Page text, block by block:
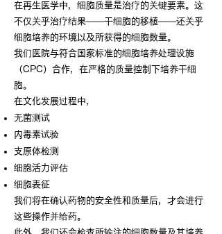
在再生医学中，细胞质量是治疗的关键要素。这
不仅关乎治疗结果——干细胞的移植——还关乎
细胞培养的环境以及所获得的细胞数量。
我们医院与符合国家标准的细胞培养处理设施
（CPC）合作，在严格的质量控制下培养干细
胞。
在文化发展过程中，
无菌测试
内毒素试验
支原体检测
细胞活力评估
细胞表征
我们将在确认药物的安全性和质量后，才会进行
这些操作并给药。